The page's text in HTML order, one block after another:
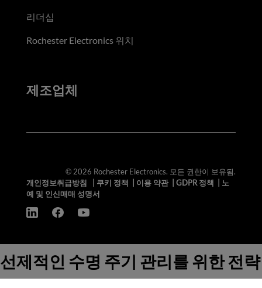
리더십
Rochester Electronics 위치
제조업체
© 2026 Rochester Electronics. 모든 권한이 보유됨.
개인정보취급방침
쿠키 정책 이용 약관| GDPR 정책
노
예 및 인신매매 성명서
선제적인 수명 주기 관리를 위한 전략